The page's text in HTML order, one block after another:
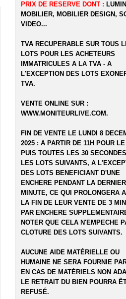
PRIX DE RESERVE DONT :
MOBILIER, MOBILIER DESIGN,
VIDEO...
TVA RECUPERABLE SUR TOUS
LOTS POUR LES ACHETEURS
IMMATRICULES A LA TVA - A
L'EXCEPTION DES LOTS
TVA.
VENTE ONLINE SUR :
WWW.MONITEURLIVE.COM.
FIN DE VENTE LE LUNDI 8
2025 : A PARTIR DE 11H POUR
PUIS TOUTES LES 30
LES LOTS SUIVANTS, A
DES LOTS BENEFICIANT D'UNE
ENCHERE PENDANT LA
MINUTE, CE QUI PROLONGERA
LA FIN DE LEUR VENTE DE 3
PAR ENCHERE
NOTER QUE CELA N'EMPECHE
CLOTURE DES LOTS SUIVANTS.
AUCUNE AIDE MATÉRIELLE OU
HUMAINE NE SERA FOURNIE
EN CAS DE MATÉRIELS NON
LE RETRAIT DU BIEN POURRA
REFUSÉ.